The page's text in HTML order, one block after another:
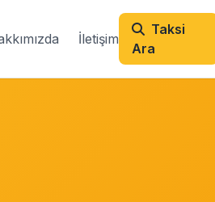
İletişim
Taksi
Ara